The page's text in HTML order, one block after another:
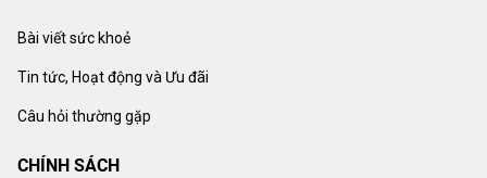
Bài viết sức khoẻ
Tin tức, Hoạt động và Ưu đãi
Câu hỏi thường gặp
CHÍNH SÁCH